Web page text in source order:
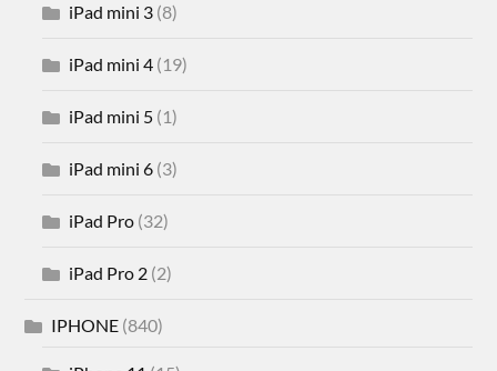
iPad mini 3 (8)
iPad mini 4 (19)
iPad mini 5 (1)
iPad mini 6 (3)
iPad Pro (32)
iPad Pro 2 (2)
IPHONE (840)